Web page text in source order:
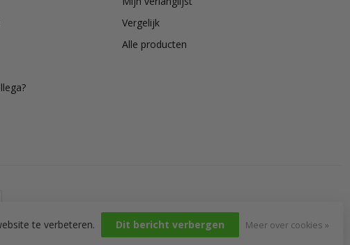
Vergelijk
Alle producten
te verbeteren. Dit bericht verbergen Meer over cookies »